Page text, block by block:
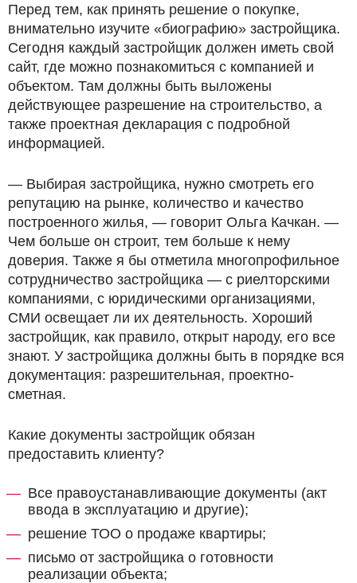
Перед тем, как принять решение о покупке,
внимательно изучите «биографию» застройщика.
Сегодня каждый застройщик должен иметь свой
сайт, где можно познакомиться с компанией и
объектом. Там должны быть выложены
действующее разрешение на строительство, а
также проектная декларация с подробной
информацией.
— Выбирая застройщика, нужно смотреть его
репутацию на рынке, количество и качество
построенного жилья, — говорит Ольга Качкан. —
Чем больше он строит, тем больше к нему
доверия. Также я бы отметила многопрофильное
сотрудничество застройщика — с риелторскими
компаниями, с юридическими организациями,
СМИ освещает ли их деятельность. Хороший
застройщик, как правило, открыт народу, его все
знают. У застройщика должны быть в порядке вся
документация: разрешительная, проектно-
сметная.
Какие документы застройщик обязан
предоставить клиенту?
Все правоустанавливающие документы (акт
ввода в эксплуатацию и другие);
решение ТОО о продаже квартиры;
письмо от застройщика о готовности
реализации объекта;